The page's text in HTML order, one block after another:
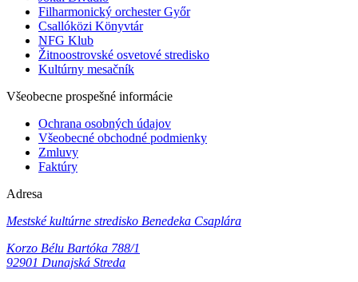
Filharmonický orchester Győr
Csallóközi Könyvtár
NFG Klub
Žitnoostrovské osvetové stredisko
Kultúrny mesačník
Všeobecne prospešné informácie
Ochrana osobných údajov
Všeobecné obchodné podmienky
Zmluvy
Faktúry
Adresa
Mestské kultúrne stredisko Benedeka Csaplára
Korzo Bélu Bartóka 788/1
92901 Dunajská Streda